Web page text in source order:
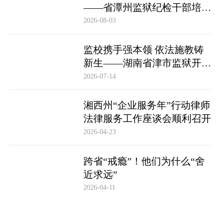
——省潭州监狱纪检干部培训
实现全覆盖
2026-08-03
监校携手强本领 依法施教铸
新生——湖南省津市监狱开展
基层警察教育改造专项技能培
2026-07-14
湘西州“企业服务年”行动律师
法律服务工作座谈会顺利召开
2026-04-23
跨省“戒瘾”！他们为什么“舍
近求远”
2026-04-11